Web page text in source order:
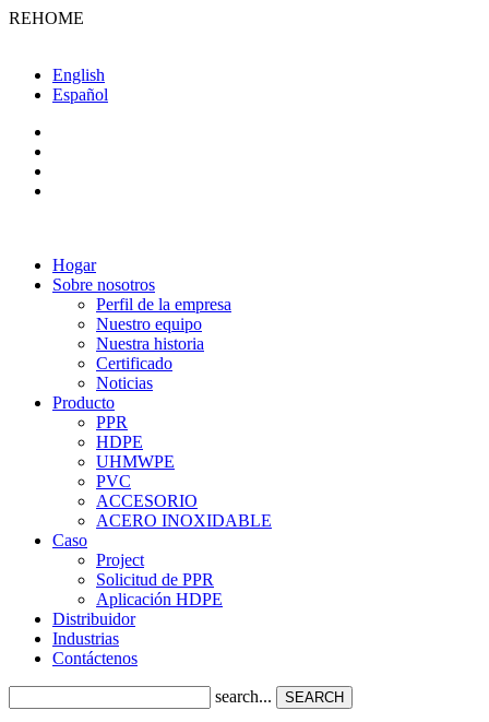
REHOME
English
Español
Hogar
Sobre nosotros
Perfil de la empresa
Nuestro equipo
Nuestra historia
Certificado
Noticias
Producto
PPR
HDPE
UHMWPE
PVC
ACCESORIO
ACERO INOXIDABLE
Caso
Project
Solicitud de PPR
Aplicación HDPE
Distribuidor
Industrias
Contáctenos
search... SEARCH